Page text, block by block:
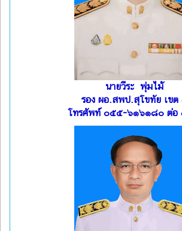
นายวีระ พุ่มไม้
รอง ผอ.สพป.สุโขทัย เขต
โทรศัพท์ ๐๕๕-๖๑๖๑๘๐ ต่อ